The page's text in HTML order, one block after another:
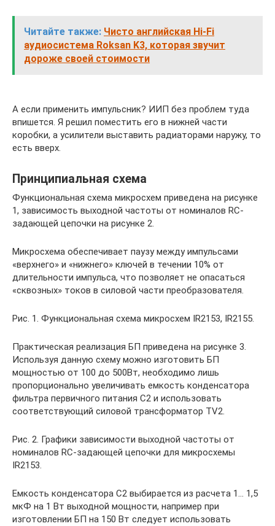
Читайте также: Чисто английская Hi-Fi
аудиосистема Roksan K3, которая звучит
дороже своей стоимости
А если применить импульсник? ИИП без проблем туда
впишется. Я решил поместить его в нижней части
коробки, а усилители выставить радиаторами наружу, то
есть вверх.
Принципиальная схема
Функциональная схема микросхем приведена на рисунке
1, зависимость выходной частоты от номиналов RC-
задающей цепочки на рисунке 2.
Микросхема обеспечивает паузу между импульсами
«верхнего» и «нижнего» ключей в течении 10% от
длительности импульса, что позволяет не опасаться
«сквозных» токов в силовой части преобразователя.
Рис. 1. Функциональная схема микросхем IR2153, IR2155.
Практическая реализация БП приведена на рисунке 3.
Используя данную схему можно изготовить БП
мощностью от 100 до 500Вт, необходимо лишь
пропорционально увеличивать емкость конденсатора
фильтра первичного питания С2 и использовать
соответствующий силовой трансформатор ТV2.
Рис. 2. Графики зависимости выходной частоты от
номиналов RC-задающей цепочки для микросхемы
IR2153.
Емкость конденсатора С2 выбирается из расчета 1… 1,5
мкФ на 1 Вт выходной мощности, например при
изготовлении БП на 150 Вт следует использовать